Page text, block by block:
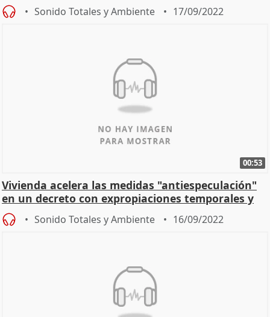
Sonido Totales y Ambiente 17/09/2022
00:53
Vivienda acelera las medidas "antiespeculación"
en un decreto con expropiaciones temporales y
multas
Sonido Totales y Ambiente 16/09/2022